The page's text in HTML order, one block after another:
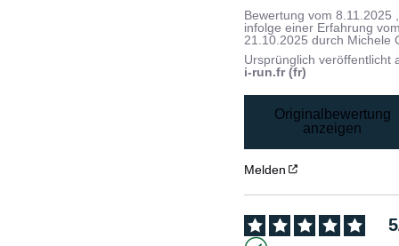
Bewertung vom8.11.2025
infolge einer Erfahrung
21.10.2025 durch Michele
Ursprünglich veröffentlicht
i-run.fr (fr)
Originalbewertung
anzeigen
Melden
5